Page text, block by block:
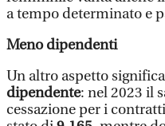
a tempo determinato e
Meno dipendenti
Un altro aspetto
dipendente: nel 2023 il
cessazione per i